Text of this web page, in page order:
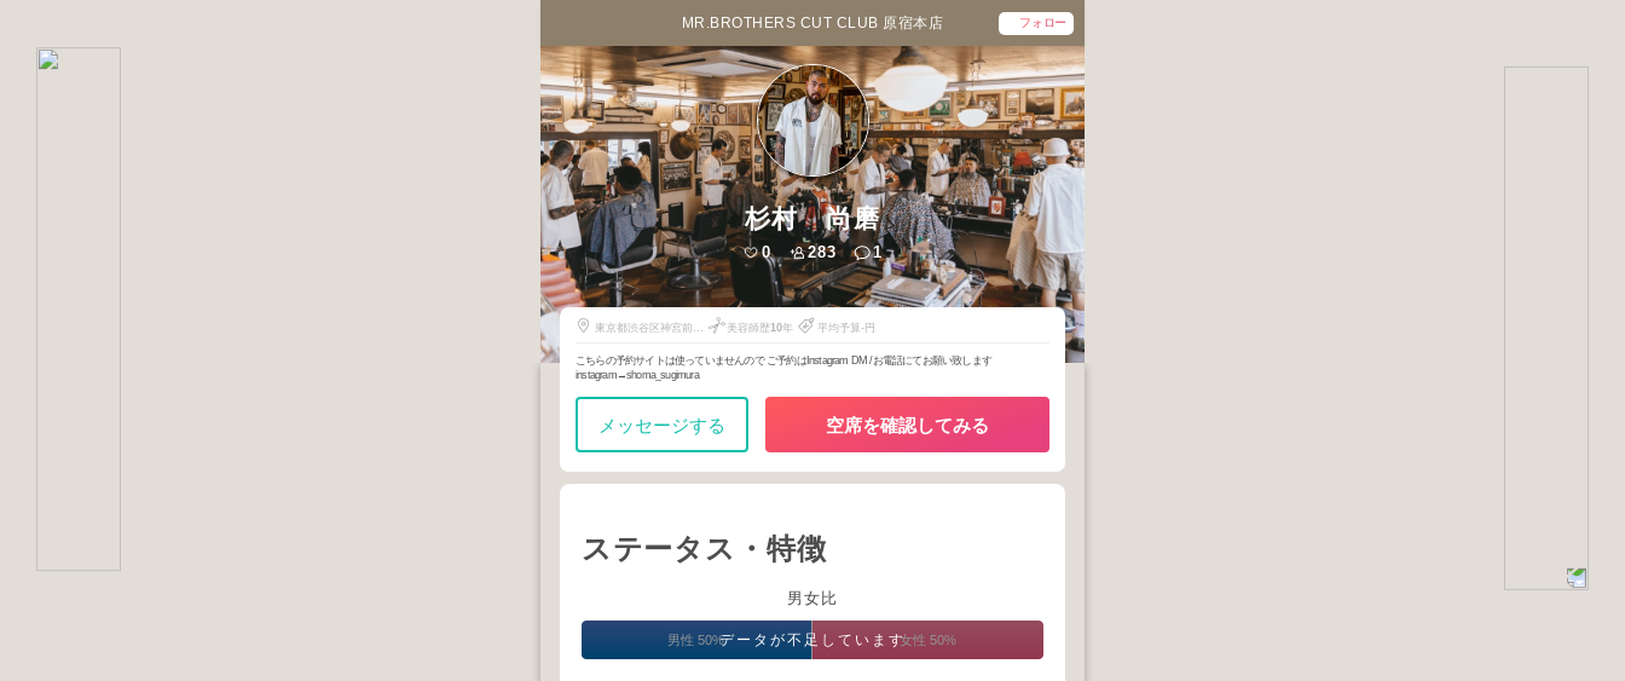
MR.BROTHERS CUT CLUB 原宿本店 フォロー
杉村 尚磨
0 283 1
東京都渋谷区神宮前2-
美容師歴10年 平均予算-円
こちらの予約サイトは使っていませんので ご予約はInstagram DM /お電話にてお願い致します
instagram→shoma_sugimura
メッセージする 空席を確認してみる
ステータス・特徴
男女比
データが不足しています
男性 50% 女性 50%